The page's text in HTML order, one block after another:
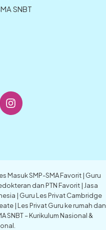
SNBT
I
n
s
r
a
m
Masuk SMP-SMA Favorit | Guru
dan PTN Favorit | Jasa
| Guru Les Privat Cambridge
| Les Privat Guru ke rumah dan
SNBT – Kurikulum Nasional &